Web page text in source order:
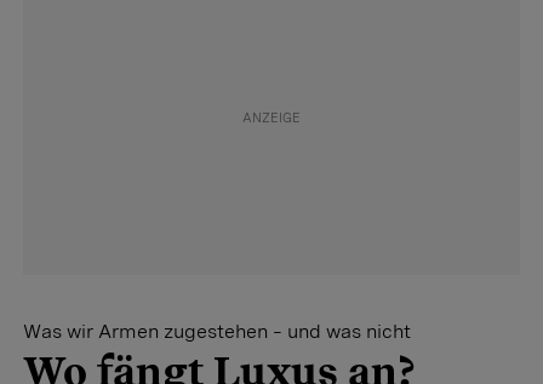
Was wir Armen zugestehen – und was nicht
Wo fängt Luxus an?